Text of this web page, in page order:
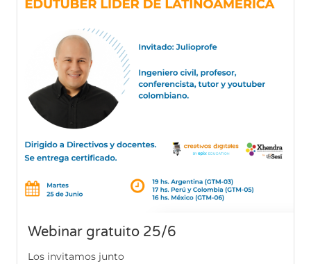
Webinar gratuito 25/6
Los invitamos junto